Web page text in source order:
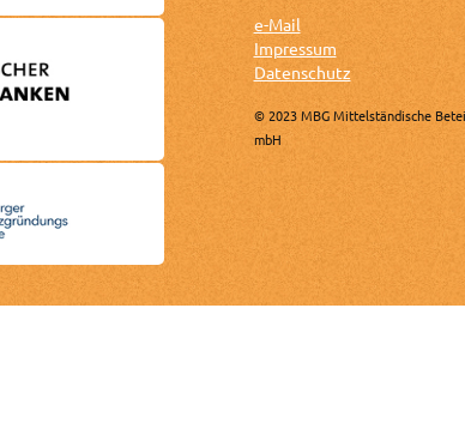
e-Mail
Impressum
Datenschutz
© 2023 MBG Mittelständische
mbH